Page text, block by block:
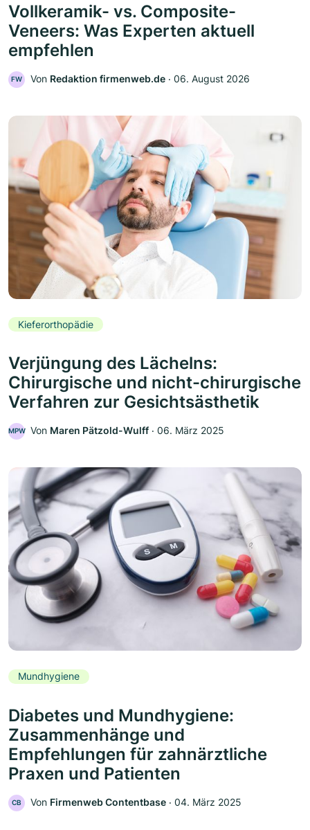
Vollkeramik- vs. Composite-
Veneers: Was Experten aktuell
empfehlen
FW Von Redaktion firmenweb.de ‧ 06. August 2026
Kieferorthopädie
Verjüngung des Lächelns:
Chirurgische und nicht-chirurgische
Verfahren zur Gesichtsästhetik
MPW Von Maren Pätzold-Wulff ‧ 06. März 2025
Mundhygiene
Diabetes und Mundhygiene:
Zusammenhänge und
Empfehlungen für zahnärztliche
Praxen und Patienten
CB Von Firmenweb Contentbase ‧ 04. März 2025